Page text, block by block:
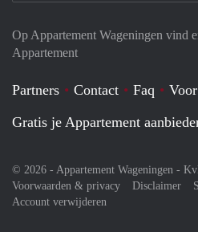
Op Appartement Wageningen vind
Appartement
Partners Contact Faq
Gratis je Appartement
© 2026 - Appartement Wageningen -
Voorwaarden & privacy
Disclaimer
Account verwijderen